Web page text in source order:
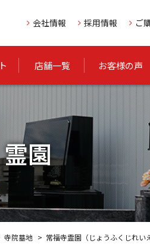
会社情報 採用情報 ご
店舗一覧 お客様の声
園
寺院墓地 常福寺霊園（じょうふくじれい